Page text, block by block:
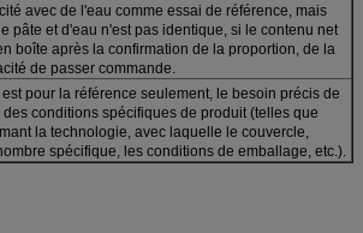
avec de l'eau comme essai de référence, mais
pâte et d'eau n'est pas identique, si le contenu net
boîte après la confirmation de la proportion, de la
de passer commande.
pour la référence seulement, le besoin précis de
conditions spécifiques de produit (telles que
la technologie, avec laquelle le couvercle,
spécifique, les conditions de emballage, etc.).